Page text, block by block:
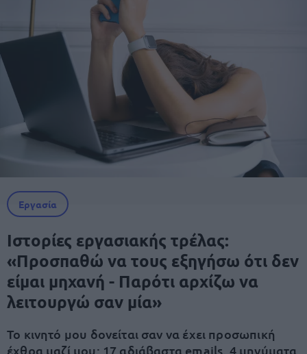
Εργασία
Ιστορίες εργασιακής τρέλας:
«Προσπαθώ να τους εξηγήσω ότι δεν
είμαι μηχανή - Παρότι αρχίζω να
λειτουργώ σαν μία»
Το κινητό μου δονείται σαν να έχει προσωπική
έχθρα μαζί μου: 17 αδιάβαστα emails, 4 μηνύματα